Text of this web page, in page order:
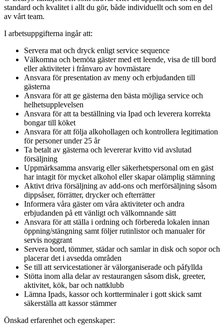
standard och kvalitet i allt du gör, både individuellt och som en del
av vårt team.
I arbetsuppgifterna ingår att:
Servera mat och dryck enligt service sequence
Välkomna och bemöta gäster med ett leende, visa de till bord
eller aktiviteter i frånvaro av hovmästare
Ansvara för presentation av meny och erbjudanden till
gästerna
Ansvara för att ge gästerna den bästa möjliga service och
helhetsupplevelsen
Ansvara för att ta beställning via Ipad och leverera korrekta
bongar till köket
Ansvara för att följa alkohollagen och kontrollera legitimation
för personer under 25 år
Ta betalt av gästerna och levererar kvitto vid avslutad
försäljning
Uppmärksamma ansvarig eller säkerhetspersonal om en gäst
har intagit för mycket alkohol eller skapar olämplig stämning
Aktivt driva försäljning av add-ons och merförsäljning såsom
dippsåser, förrätter, drycker och efterrätter
Informera våra gäster om våra aktiviteter och andra
erbjudanden på ett vänligt och välkomnande sätt
Ansvara för att ställa i ordning och förbereda lokalen innan
öppning/stängning samt följer rutinlistor och manualer för
servis noggrant
Servera bord, tömmer, städar och samlar in disk och sopor och
placerar det i avsedda områden
Se till att servicestationer är välorganiserade och påfyllda
Stötta inom alla delar av restaurangen såsom disk, greeter,
aktivitet, kök, bar och nattklubb
Lämna Ipads, kassor och kortterminaler i gott skick samt
säkerställa att kassor stämmer
Önskad erfarenhet och egenskaper: